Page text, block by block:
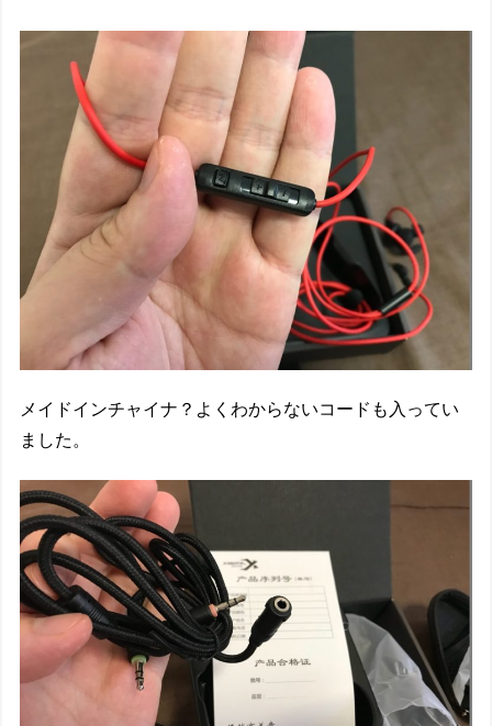
メイドインチャイナ？よくわからないコードも入ってい
ました。